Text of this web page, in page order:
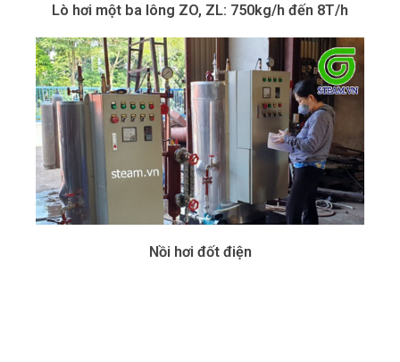
Lò hơi một ba lông ZO, ZL: 750kg/h đến 8T/h
Nồi hơi đốt điện